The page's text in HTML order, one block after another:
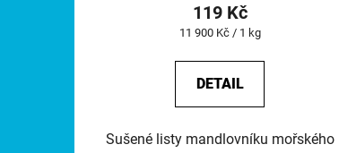
119 Kč
Měrná
11 900 Kč / 1 kg
DETAIL
Sušené listy mandlovníku mořského